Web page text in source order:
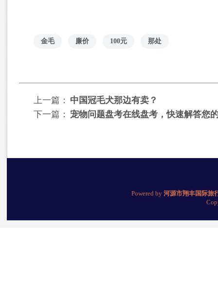
金毛 廉价 100元 那处
上一篇： 中国冠毛犬那边有卖？
下一篇： 宠物问题盘考在线盘考，快速解答您
Powered by 河源市翔丰国际旅